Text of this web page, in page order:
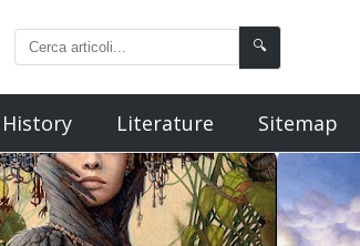
🔍
History Literature Sitemap